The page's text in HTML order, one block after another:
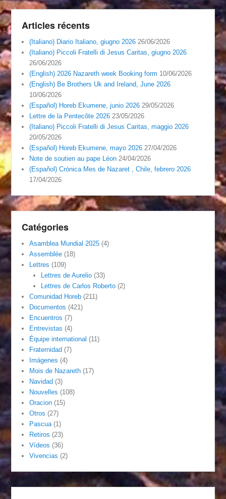
Articles récents
(Italiano) Diario Italiano, giugno 2026 26/06/2026
(Italiano) Piccoli Fratelli di Jesus Caritas, giugno 2026
26/06/2026
(English) 2026 Nazareth week Booking form 10/06/2026
(English) Be Brothers Uk and Ireland, June 2026
10/06/2026
(Español) Horeb Ekumene, junio 2026 29/05/2026
Lettre de la Pentecôte 2026 23/05/2026
(Italiano) Piccoli Fratelli di Jesus Caritas, maggio 2026
20/05/2026
(Español) Horeb Ekumene, mayo 2026 27/04/2026
Note de soutien au pape Léon 24/04/2026
(Español) Crónica Mes de Nazaret , Chile, febrero 2026
17/04/2026
Catégories
Asamblea Mundial 2025 (4)
Assemblée (18)
Lettres (109)
Lettres de Aurelio(33)
Lettres de Carlos Roberto(2)
Comunidad Horeb (211)
Documentos (421)
Encuentros (7)
Entrevistas (4)
Équipe international (11)
Fraternidad (7)
Imágenes (4)
Mois de Nazareth (17)
Navidad (3)
Nouvelles (108)
Oracion (15)
Otros (27)
Pascua (1)
Retiros (23)
Vídeos (36)
Vivencias (2)